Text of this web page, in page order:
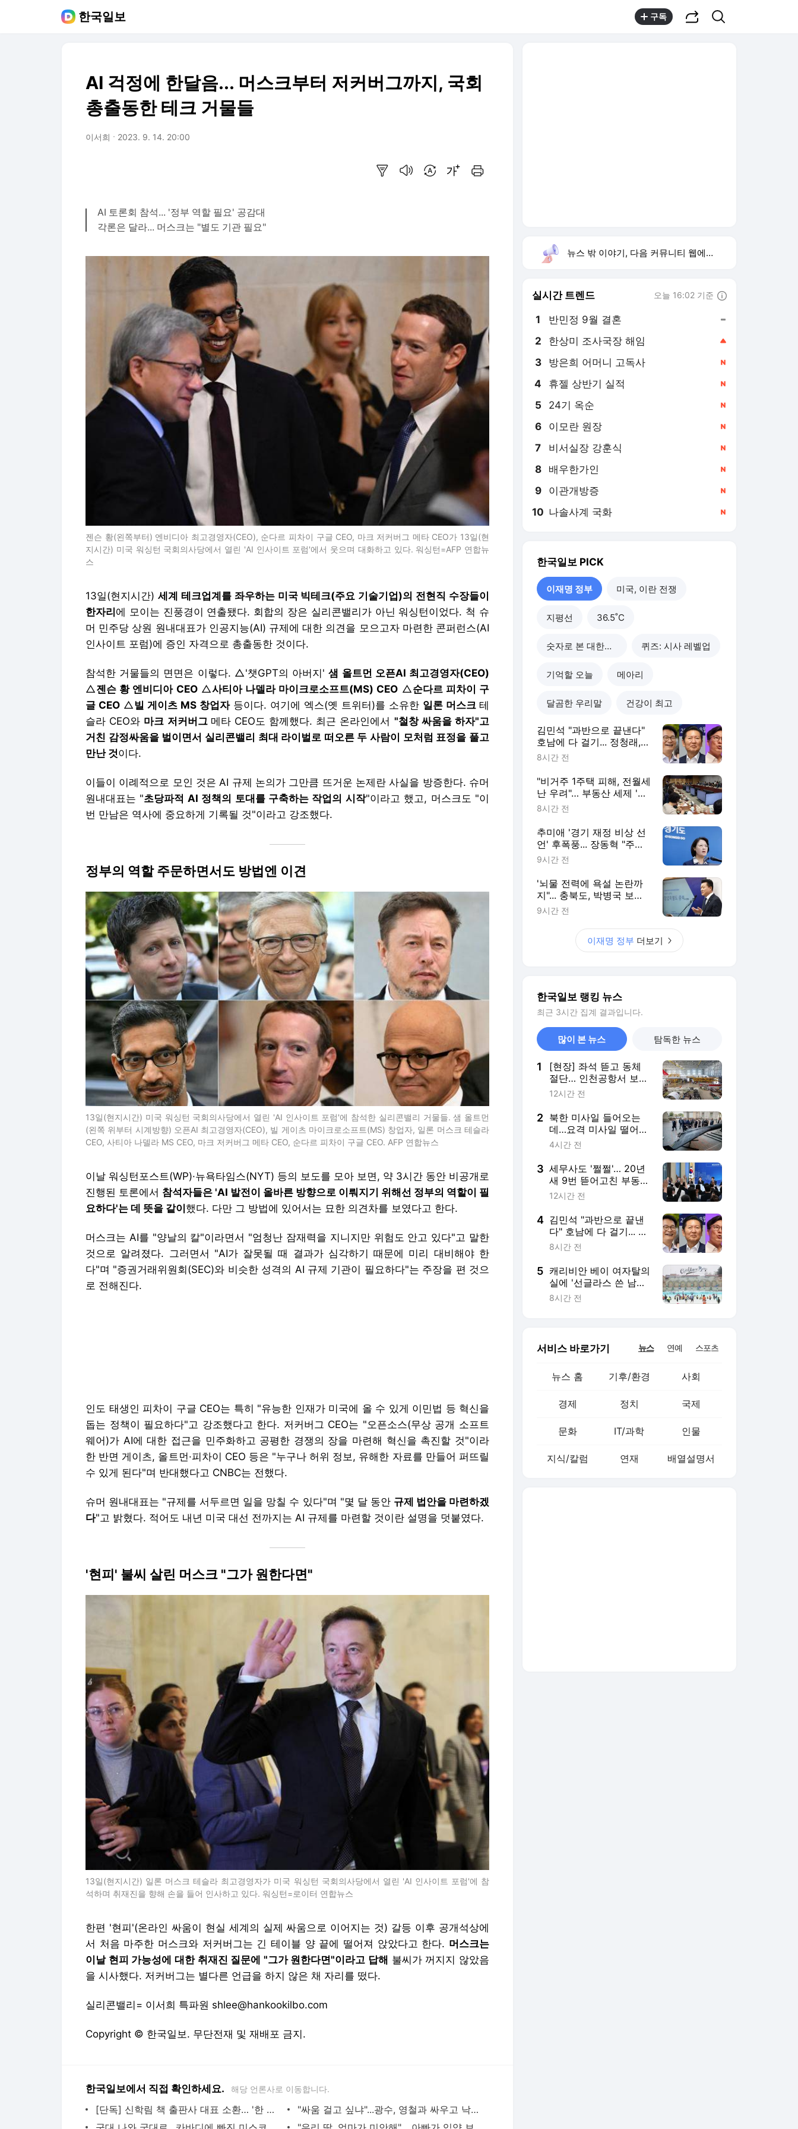
한국일보 구독
AI 걱정에 한달음... 머스크부터 저커버그까지, 국회
총출동한 테크 거물들
이서희 2023. 9. 14. 20:00
AI 토론회 참석... '정부 역할 필요' 공감대
각론은 달라... 머스크는 "별도 기관 필요"
젠슨 황(왼쪽부터) 엔비디아 최고경영자(CEO), 순다르 피차이 구글 CEO, 마크 저커버그 메타 CEO가 13일(현
지시간) 미국 워싱턴 국회의사당에서 열린 'AI 인사이트 포럼'에서 웃으며 대화하고 있다. 워싱턴=AFP 연합뉴
스
13일(현지시간) 세계 테크업계를 좌우하는 미국 빅테크(주요 기술기업)의 전현직 수장들이
한자리 에 모이는 진풍경이 연출됐다. 회합의 장은 실리콘밸리가 아닌 워싱턴이었다. 척 슈
머 민주당 상원 원내대표가 인공지능(AI) 규제에 대한 의견을 모으고자 마련한 콘퍼런스(AI
인사이트 포럼)에 증인 자격으로 총출동한 것이다.
참석한 거물들의 면면은 이렇다. △'챗GPT의 아버지'샘 올트먼 오픈AI 최고경영자(CEO)
△젠슨 황 엔비디아 CEO△사티아 나델라 마이크로소프트(MS) CEO △순다르 피차이 구
글 CEO △빌 게이츠 MS 창업자등이다. 여기에 엑스(옛 트위터)를 소유한 일론 머스크 테
슬라 CEO와 마크 저커버그 메타 CEO도 함께했다. 최근 온라인에서 "철창 싸움을 하자"고
거친 감정싸움을 벌이면서 실리콘밸리 최대 라이벌로 떠오른 두 사람이 모처럼 표정을 풀고
만난 것이다.
이들이 이례적으로 모인 것은 AI 규제 논의가 그만큼 뜨거운 논제란 사실을 방증한다. 슈머
원내대표는 "초당파적 AI 정책의 토대를 구축하는 작업의 시작"이라고 했고, 머스크도 "이
번 만남은 역사에 중요하게 기록될 것"이라고 강조했다.
정부의 역할 주문하면서도 방법엔 이견
13일(현지시간) 미국 워싱턴 국회의사당에서 열린 'AI 인사이트 포럼'에 참석한 실리콘밸리 거물들. 샘 올트먼
(왼쪽 위부터 시계방향) 오픈AI 최고경영자(CEO), 빌 게이츠 마이크로소프트(MS) 창업자, 일론 머스크 테슬라
CEO, 사티아 나델라 MS CEO, 마크 저커버그 메타 CEO, 순다르 피차이 구글 CEO. AFP 연합뉴스
이날 워싱턴포스트(WP)·뉴욕타임스(NYT) 등의 보도를 모아 보면, 약 3시간 동안 비공개로
진행된 토론에서 참석자들은 'AI 발전이 올바른 방향으로 이뤄지기 위해선 정부의 역할이 필
요하다'는 데 뜻을 같이 했다. 다만 그 방법에 있어서는 묘한 의견차를 보였다고 한다.
머스크는 AI를 "양날의 칼"이라면서 "엄청난 잠재력을 지니지만 위험도 안고 있다"고 말한
것으로 알려졌다. 그러면서 "AI가 잘못될 때 결과가 심각하기 때문에 미리 대비해야 한
다"며 "증권거래위원회(SEC)와 비슷한 성격의 AI 규제 기관이 필요하다"는 주장을 편 것으
로 전해진다.
인도 태생인 피차이 구글 CEO는 특히 "유능한 인재가 미국에 올 수 있게 이민법 등 혁신을
돕는 정책이 필요하다"고 강조했다고 한다. 저커버그 CEO는 "오픈소스(무상 공개 소프트
웨어)가 AI에 대한 접근을 민주화하고 공평한 경쟁의 장을 마련해 혁신을 촉진할 것"이라
한 반면 게이츠, 올트먼·피차이 CEO 등은 "누구나 허위 정보, 유해한 자료를 만들어 퍼뜨릴
수 있게 된다"며 반대했다고 CNBC는 전했다.
슈머 원내대표는 "규제를 서두르면 일을 망칠 수 있다"며 "몇 달 동안 규제 법안을 마련하겠
다"고 밝혔다. 적어도 내년 미국 대선 전까지는 AI 규제를 마련할 것이란 설명을 덧붙였다.
'현피' 불씨 살린 머스크 "그가 원한다면"
13일(현지시간) 일론 머스크 테슬라 최고경영자가 미국 워싱턴 국회의사당에서 열린 'AI 인사이트 포럼'에 참
석하며 취재진을 향해 손을 들어 인사하고 있다. 워싱턴=로이터 연합뉴스
한편 '현피'(온라인 싸움이 현실 세계의 실제 싸움으로 이어지는 것) 갈등 이후 공개석상에
서 처음 마주한 머스크와 저커버그는 긴 테이블 양 끝에 떨어져 앉았다고 한다. 머스크는
이날 현피 가능성에 대한 취재진 질문에 "그가 원한다면"이라고 답해 불씨가 꺼지지 않았음
을 시사했다. 저커버그는 별다른 언급을 하지 않은 채 자리를 떴다.
실리콘밸리= 이서희 특파원 shlee@hankookilbo.com
Copyright © 한국일보. 무단전재 및 재배포 금지.
한국일보에서 직접 확인하세요. 해당 언론사로 이동합니다.
[단독] 신학림 책 출판사 대표 소환… '한 권이 5000만원'인 경위 파헤치는 검찰
"싸움 걸고 싶냐"...광수, 영철과 싸우고 낙동강 오리알 ('나는 솔로')
이모란 원장
비서실장 강훈식
나솔사계 국화
한국일보 PICK
이재명 정부
지평선 36.5˚C
기억할 오늘
달곰한 우리말
호남에 다 걸기... 정청래,
수도권서 '승리 피날레' 노
린다
"비거주 1주택 피해, 전월세
셋' 보완 예고한 與
8시간 전
추미애 '경기 재정 비상 선
은 이재명 전 지사"
9시간 전
'뇌물 전력에 욕설 논란까
지"... 충북도, 박병국 보좌
9시간 전
더보기
한국일보 랭킹 뉴스
최근 3시간 집계 결과입니다.
많이 본 뉴스 탐독한 뉴스
1 [현장] 좌석 뜯고 동체
절단… 인천공항서 보잉
777이 100톤 화물기로
12시간 전
북한 미사일 들어오는
데…요격 미사일 떨어진
새 9번 뜯어고친 부동산
세금
12시간 전
4
김민석 "과반으로 끝낸
다" 호남에 다 걸기... 정
청래, 수도권서 '승리 피
날레' 노린다
8시간 전
캐리비안 베이 여자탈의
실에 '선글라스 쓴 남성'
8시간 전
서비스 바로가기 뉴스 연예 스포츠
뉴스 홈 사회
경제 정치 국제
문화 인물
지식/칼럼 연재 배열설명서